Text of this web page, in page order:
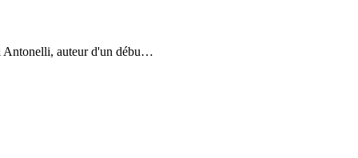
auteur d'un débu…